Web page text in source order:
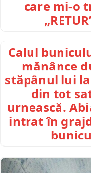
care mi-o
Calul
mănânce
stăpânul lui
din tot
urnească.
intrat în